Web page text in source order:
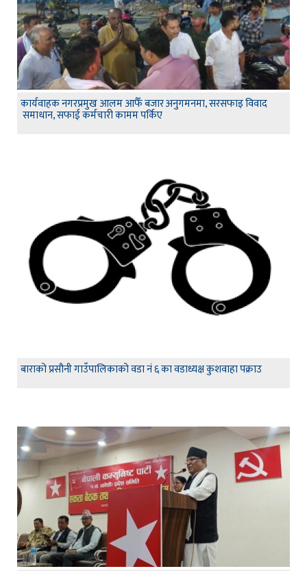
कार्यवाहक नगरप्रमुख आलम आफैँ बजार अनुगमनमा, सरसफाइ विवाद
समाधान, सफाई कर्मचारी कामम पर्किए
बाराको प्रसौनी गाउँपालिकाको वडा नं ६ का वडाध्यक्ष कुशवाहा पक्राउ